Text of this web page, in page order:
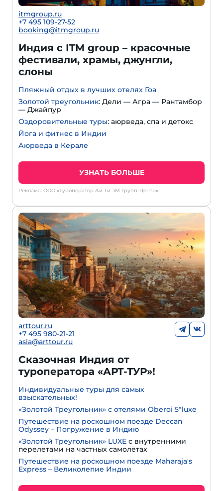
itmgroup.ru
+7 495 109-27-52
booking@itmgroup.ru
Индия с ITM group – красочные
фестивали, храмы, джунгли,
слоны
Пляжный отдых в лучших отелях Гоа
Золотой треугольник: Дели — Агра — Рантамбор
— Джайпур
Оздоровительные туры: аюрведа, спа и детокс
Йога и фитнес в Индии
Аюрведа в Керале
УЗНАТЬ БОЛЬШЕ
Реклама: ООО «Туроператор Ай Ти эМ групп-Центр»
arttour.ru
+7 495 980-21-21
asia@arttour.ru
Сказочная Индия от
туроператора «АРТ-ТУР»!
Индивидуальные туры для самых
взыскательных!
«Золотой Треугольник» с отелями Oberoi 5*luxe
Путешествие на роскошном поезде Deccan
Odyssey – Погружение в Индию
«Золотой Треугольник» LUXE с внутренними
перелётами на частных самолётах
Путешествие на роскошном поезде Maharaja's
Express – Великолепие Индии